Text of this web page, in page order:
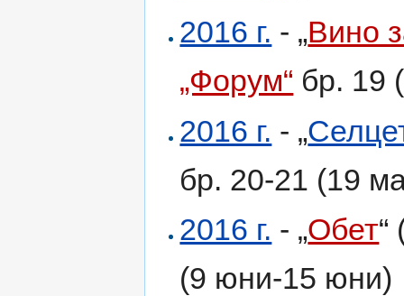
2016 г. - „Вино
„Форум“ бр. 19
2016 г. - „
бр. 20-21 (19
2016 г. - „Обет“
(9 юни-15 юни)